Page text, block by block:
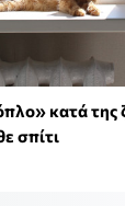
κατά της
σπίτι